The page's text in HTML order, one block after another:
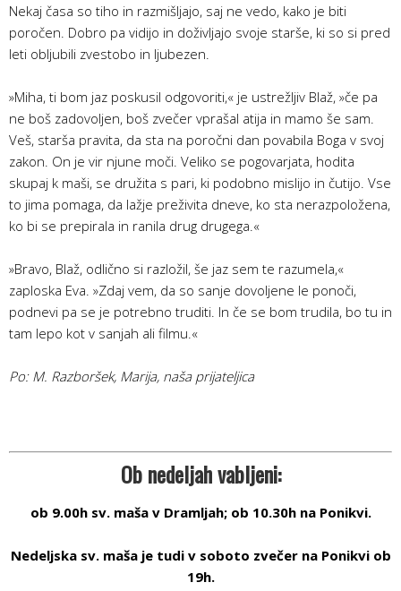
Nekaj časa so tiho in razmišljajo, saj ne vedo, kako je biti
poročen. Dobro pa vidijo in doživljajo svoje starše, ki so si pred
leti obljubili zvestobo in ljubezen.
»Miha, ti bom jaz poskusil odgovoriti,« je ustrežljiv Blaž, »če pa
ne boš zadovoljen, boš zvečer vprašal atija in mamo še sam.
Veš, starša pravita, da sta na poročni dan povabila Boga v svoj
zakon. On je vir njune moči. Veliko se pogovarjata, hodita
skupaj k maši, se družita s pari, ki podobno mislijo in čutijo. Vse
to jima pomaga, da lažje preživita dneve, ko sta nerazpoložena,
ko bi se prepirala in ranila drug drugega.«
»Bravo, Blaž, odlično si razložil, še jaz sem te razumela,«
zaploska Eva. »Zdaj vem, da so sanje dovoljene le ponoči,
podnevi pa se je potrebno truditi. In če se bom trudila, bo tu in
tam lepo kot v sanjah ali filmu.«
Po: M. Razboršek, Marija, naša prijateljica
Ob nedeljah vabljeni:
ob 9.00h sv. maša v Dramljah; ob 10.30h na Ponikvi.
Nedeljska sv. maša je tudi v soboto zvečer na Ponikvi ob
19h.